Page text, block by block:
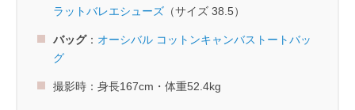
ラットバレエシューズ （サイズ 38.5）
バッグ： オーシバル コットンキャンバストートバッ
グ
撮影時：身長167cm・体重52.4kg